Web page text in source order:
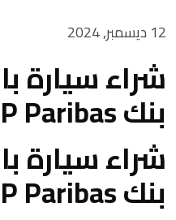
12 ديسمبر, 2024
شراء سيارة
بنك BNP Paribas الجزائر
شراء سيارة
بنك BNP Paribas الجزائر